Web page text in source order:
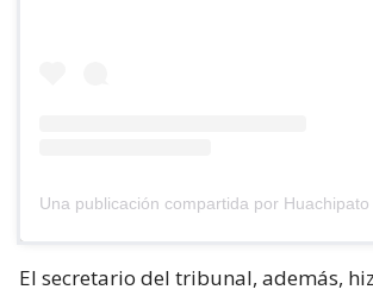
El secretario del tribunal, además,